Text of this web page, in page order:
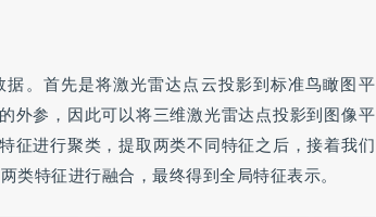
。首先是将激光雷达点云投影到标准鸟瞰图平
外参，因此可以将三维激光雷达点投影到图像平
征进行聚类，提取两类不同特征之后，接着我们
类特征进行融合，最终得到全局特征表示。